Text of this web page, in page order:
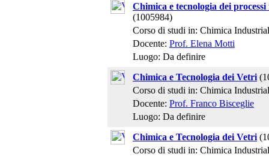
Chimica e tecnologia dei
(1005984)
Corso di studi in: Chimica
Docente: Prof. Elena Motti
Luogo: Da definire
Chimica e Tecnologia dei Vetri
Corso di studi in: Chimica
Docente: Prof. Franco Bisceglie
Luogo: Da definire
Chimica e Tecnologia dei Vetri
Corso di studi in: Chimica